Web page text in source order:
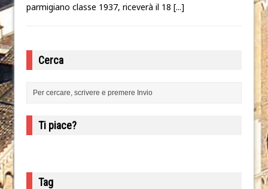
parmigiano classe 1937, riceverà il 18 [...]
Cerca
Ti piace?
Tag